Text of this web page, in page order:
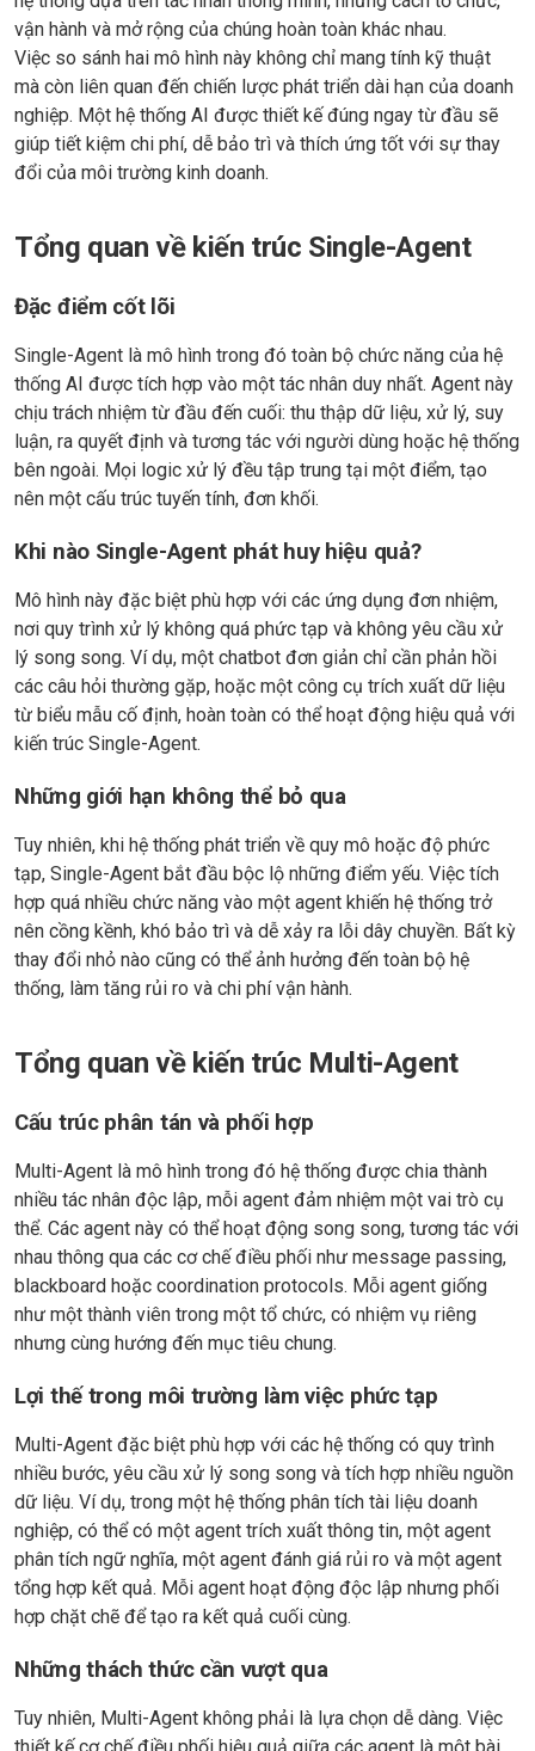
vận hành và mở rộng của chúng hoàn toàn khác nhau.
Việc so sánh hai mô hình này không chỉ mang tính kỹ thuật
mà còn liên quan đến chiến lược phát triển dài hạn của doanh
nghiệp. Một hệ thống AI được thiết kế đúng ngay từ đầu sẽ
giúp tiết kiệm chi phí, dễ bảo trì và thích ứng tốt với sự thay
đổi của môi trường kinh doanh.
Tổng quan về kiến trúc Single-Agent
Đặc điểm cốt lõi
Single-Agent là mô hình trong đó toàn bộ chức năng của hệ
thống AI được tích hợp vào một tác nhân duy nhất. Agent này
chịu trách nhiệm từ đầu đến cuối: thu thập dữ liệu, xử lý, suy
luận, ra quyết định và tương tác với người dùng hoặc hệ thống
bên ngoài. Mọi logic xử lý đều tập trung tại một điểm, tạo
nên một cấu trúc tuyến tính, đơn khối.
Khi nào Single-Agent phát huy hiệu quả?
Mô hình này đặc biệt phù hợp với các ứng dụng đơn nhiệm,
nơi quy trình xử lý không quá phức tạp và không yêu cầu xử
lý song song. Ví dụ, một chatbot đơn giản chỉ cần phản hồi
các câu hỏi thường gặp, hoặc một công cụ trích xuất dữ liệu
từ biểu mẫu cố định, hoàn toàn có thể hoạt động hiệu quả với
kiến trúc Single-Agent.
Những giới hạn không thể bỏ qua
Tuy nhiên, khi hệ thống phát triển về quy mô hoặc độ phức
tạp, Single-Agent bắt đầu bộc lộ những điểm yếu. Việc tích
hợp quá nhiều chức năng vào một agent khiến hệ thống trở
nên cồng kềnh, khó bảo trì và dễ xảy ra lỗi dây chuyền. Bất kỳ
thay đổi nhỏ nào cũng có thể ảnh hưởng đến toàn bộ hệ
thống, làm tăng rủi ro và chi phí vận hành.
Tổng quan về kiến trúc Multi-Agent
Cấu trúc phân tán và phối hợp
Multi-Agent là mô hình trong đó hệ thống được chia thành
nhiều tác nhân độc lập, mỗi agent đảm nhiệm một vai trò cụ
thể. Các agent này có thể hoạt động song song, tương tác với
nhau thông qua các cơ chế điều phối như message passing,
blackboard hoặc coordination protocols. Mỗi agent giống
như một thành viên trong một tổ chức, có nhiệm vụ riêng
nhưng cùng hướng đến mục tiêu chung.
Lợi thế trong môi trường làm việc phức tạp
Multi-Agent đặc biệt phù hợp với các hệ thống có quy trình
nhiều bước, yêu cầu xử lý song song và tích hợp nhiều nguồn
dữ liệu. Ví dụ, trong một hệ thống phân tích tài liệu doanh
nghiệp, có thể có một agent trích xuất thông tin, một agent
phân tích ngữ nghĩa, một agent đánh giá rủi ro và một agent
tổng hợp kết quả. Mỗi agent hoạt động độc lập nhưng phối
hợp chặt chẽ để tạo ra kết quả cuối cùng.
Những thách thức cần vượt qua
Tuy nhiên, Multi-Agent không phải là lựa chọn dễ dàng. Việc
thiết kế cơ chế điều phối hiệu quả giữa các agent là một bài